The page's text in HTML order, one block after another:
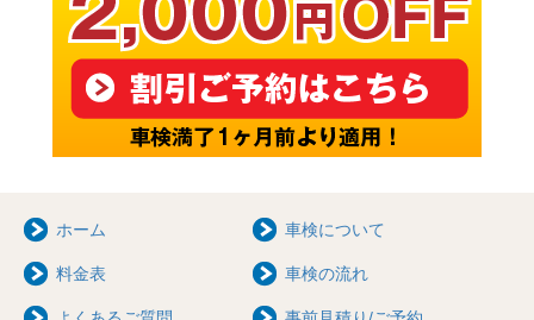
ホーム 車検について
料金表 車検の流れ